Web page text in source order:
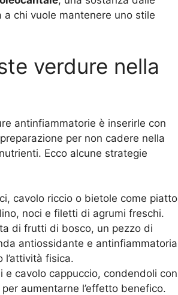
chi vuole mantenere uno stile
verdure nella
antinfiammatorie è inserirle con
per non cadere nella
Ecco alcune strategie
cavolo riccio o bietole come piatto
noci e filetti di agrumi freschi.
di frutti di bosco, un pezzo di
antiossidante e antinfiammatoria
fisica.
e cavolo cappuccio, condendoli con
aumentarne l’effetto benefico.